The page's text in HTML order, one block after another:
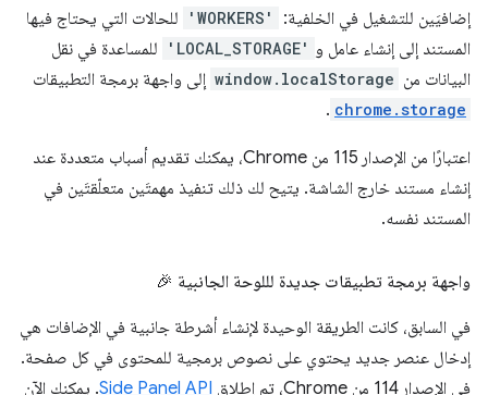
إضافيَين للتشغيل في الخلفية:
'WORKERS'
للحالات التي يحتاج فيها
المستند إلى إنشاء عامل و 'LOCAL_STORAGE'
للمساعدة في نقل
البيانات من window.localStorage إلى واجهة برمجة التطبيقات
chrome.storage
.
اعتبارًا من الإصدار 115 من Chrome، يمكنك تقديم أسباب متعددة عند
إنشاء مستند خارج الشاشة. يتيح لك ذلك تنفيذ مهمتَين متعلّقتَين في
المستند نفسه.
واجهة برمجة تطبيقات جديدة لللوحة الجانبية 🎉
في السابق، كانت الطريقة الوحيدة لإنشاء أشرطة جانبية في الإضافات هي
إدخال عنصر جديد يحتوي على نصوص برمجية للمحتوى في كل صفحة.
في الإصدار 114 من Chrome، تم إطلاق
Side Panel API. يمكنك الآن